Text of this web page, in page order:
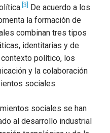
[3]
De acuerdo a los
la formación de
combinan tres tipos
identitarias y de
político, los
y la colaboración
sociales.
sociales se han
al desarrollo industrial